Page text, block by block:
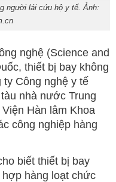
người lái cứu hộ y tế. Ảnh:
nghệ (Science and
thiết bị bay không
Công nghệ y tế
nhà nước Trung
Hàn lâm Khoa
công nghiệp hàng
biết thiết bị bay
hàng loạt chức